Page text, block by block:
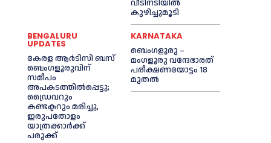
വീടിനടിയിൽ
കുഴിച്ചുമൂടി
BENGALURU
UPDATES
കേരള ആർടിസി ബസ്
ബെംഗളൂരുവിന്
സമീപം
അപകടത്തിൽപ്പെട്ടു;
ഡ്രൈവറും
കണ്ടക്ടറും മരിച്ചു,
ഇരുപതോളം
യാത്രക്കാർക്ക്
പരുക്ക്
KARNATAKA
ബെംഗളൂരു –
മംഗളൂരു വന്ദേഭാരത്
പരീക്ഷണയോട്ടം 18
മുതൽ